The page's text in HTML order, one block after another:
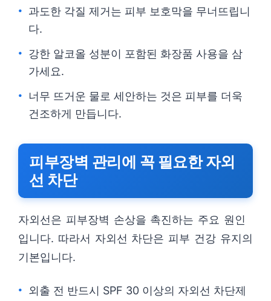
과도한 각질 제거는 피부 보호막을 무너뜨립니
다.
강한 알코올 성분이 포함된 화장품 사용을 삼
가세요.
너무 뜨거운 물로 세안하는 것은 피부를 더욱
건조하게 만듭니다.
피부장벽 관리에 꼭 필요한 자외
선 차단
자외선은 피부장벽 손상을 촉진하는 주요 원인
입니다. 따라서 자외선 차단은 피부 건강 유지의
기본입니다.
외출 전 반드시 SPF 30 이상의 자외선 차단제